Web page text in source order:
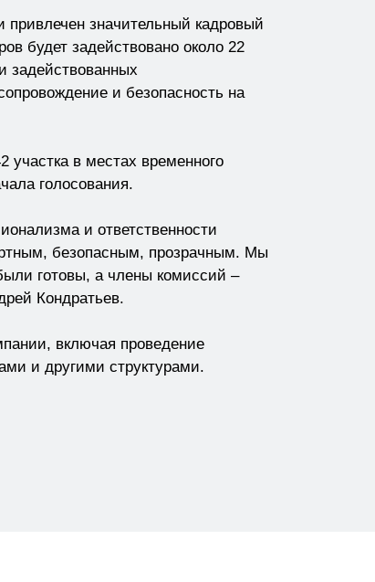
привлечен значительный кадровый
будет задействовано около 22
задействованных
и безопасность на
участка в местах временного
голосования.
и ответственности
безопасным, прозрачным. Мы
готовы, а члены комиссий –
Кондратьев.
включая проведение
и другими структурами.